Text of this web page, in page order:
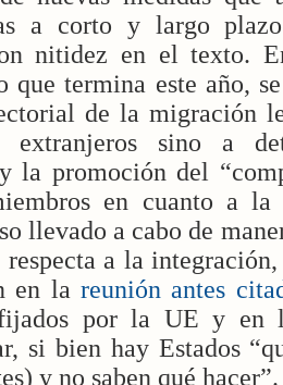
a corto y largo
nitidez en el texto.
que termina este año,
de la migración
extranjeros sino a
la promoción del
en cuanto a
llevado a cabo de
a la
en la reunión antes
por la UE y en
si bien hay Estados
y no saben qué hacer”.